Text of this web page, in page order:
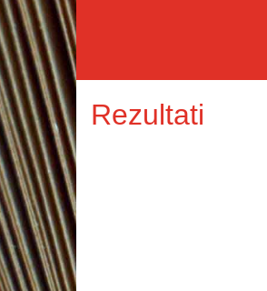
Rezultati